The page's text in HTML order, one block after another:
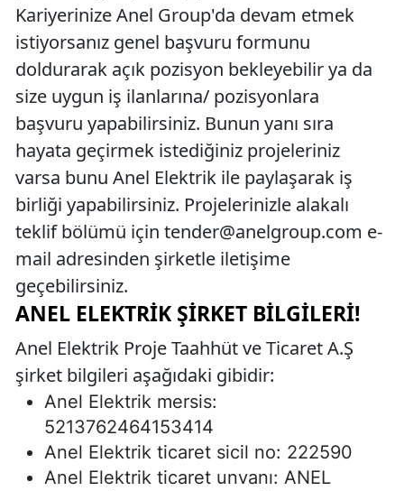
Kariyerinize Anel Group'da devam etmek
istiyorsanız genel başvuru formunu
doldurarak açık pozisyon bekleyebilir ya da
size uygun iş ilanlarına/ pozisyonlara
başvuru yapabilirsiniz. Bunun yanı sıra
hayata geçirmek istediğiniz projeleriniz
varsa bunu Anel Elektrik ile paylaşarak iş
birliği yapabilirsiniz. Projelerinizle alakalı
teklif bölümü için tender@anelgroup.com e-
mail adresinden şirketle iletişime
geçebilirsiniz.
ANEL ELEKTRIK ŞIRKET BILGILERI!
Anel Elektrik Proje Taahhüt ve Ticaret A.Ş
şirket bilgileri aşağıdaki gibidir:
Anel Elektrik mersis:
5213762464153414
Anel Elektrik ticaret sicil no: 222590
Anel Elektrik ticaret unvanı: ANEL